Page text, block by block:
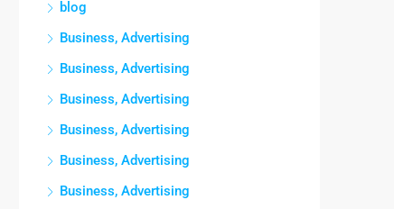
blog
Business, Advertising
Business, Advertising
Business, Advertising
Business, Advertising
Business, Advertising
Business, Advertising